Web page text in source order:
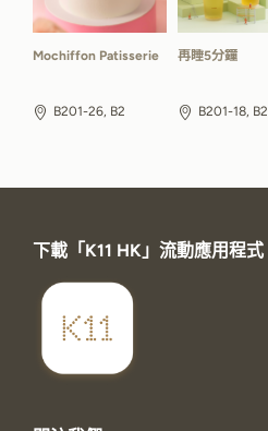
Mochiffon Patisserie
B201-26, B2
再睡5分鐘
B201-18, B2
下載「K11 HK」流動應用程式